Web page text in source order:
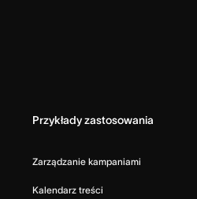
Przykłady zastosowania
Zarządzanie kampaniami
Kalendarz treści